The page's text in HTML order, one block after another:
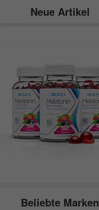
Neue Artikel
Beliebte Marken